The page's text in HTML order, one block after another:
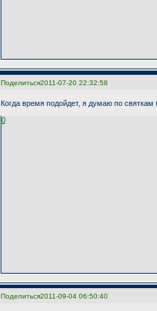
Поделиться2011-07-20 22:32:58
Когда время подойдет, я думаю по святкам
0
Поделиться2011-09-04 06:50:40